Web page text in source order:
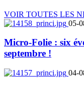
VOIR TOUTES LES
05-
Micro-Folie : six
septembre !
04-